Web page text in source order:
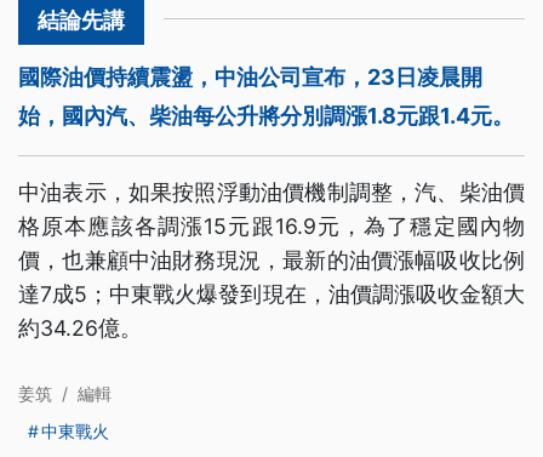
國際油價持續震盪，中油公司宣布，23日凌晨開
始，國內汽、柴油每公升將分別調漲1.8元跟1.4元。
中油表示，如果按照浮動油價機制調整，汽、柴油價
格原本應該各調漲15元跟16.9元，為了穩定國內物
價，也兼顧中油財務現況，最新的油價漲幅吸收比例
達7成5；中東戰火爆發到現在，油價調漲吸收金額大
約34.26億。
姜筑 / 編輯
中東戰火